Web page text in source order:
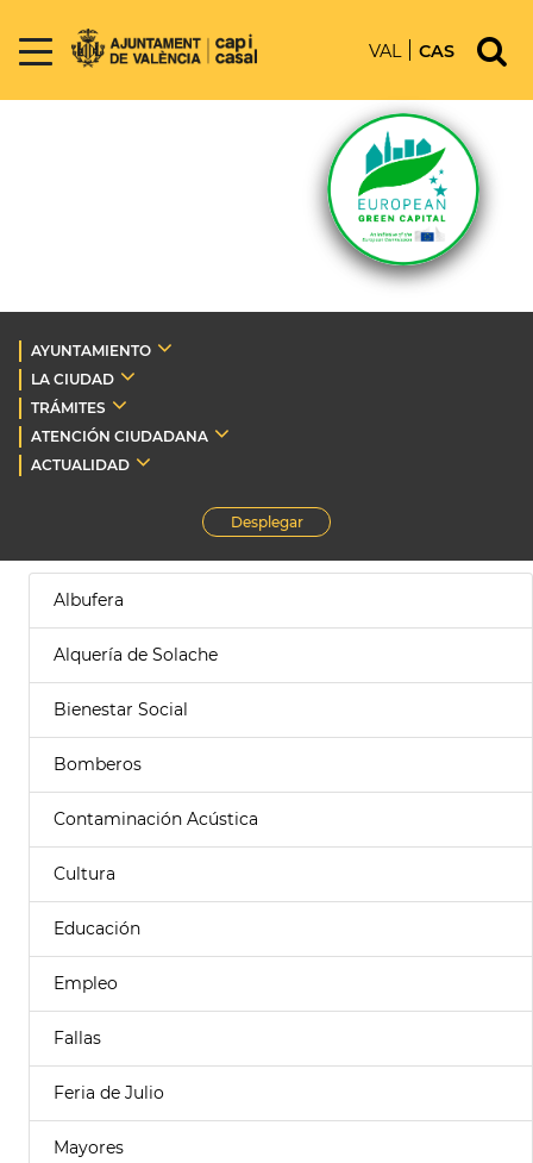
VAL CAS
AYUNTAMIENTO
LA CIUDAD
TRÁMITES
ATENCIÓN CIUDADANA
ACTUALIDAD
Desplegar
Albufera
Alquería de Solache
Bienestar Social
Bomberos
Contaminación Acústica
Cultura
Educación
Empleo
Fallas
Feria de Julio
Mayores